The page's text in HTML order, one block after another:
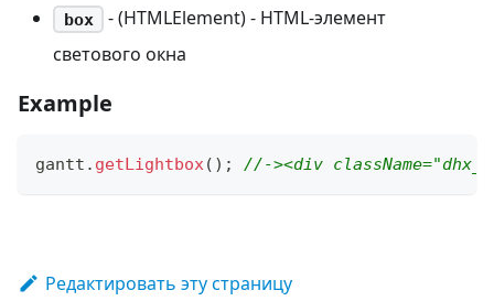
box
- (HTMLElement) - HTML-элемент
светового окна
Example
gantt . getLightbox( ) ; //-><div
Редактировать эту страницу